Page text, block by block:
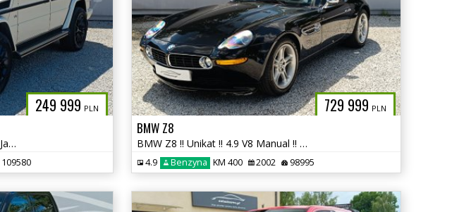
249 999 PLN
Mercedes G550 Carbon Edition !! Japonia !! autaniszowe.pl
109580
729 999 PLN
BMW Z8
BMW Z8 !! Unikat !! 4.9 V8 Manual !! autaniszowe.pl
4.9 Benzyna KM 400 2002 98995